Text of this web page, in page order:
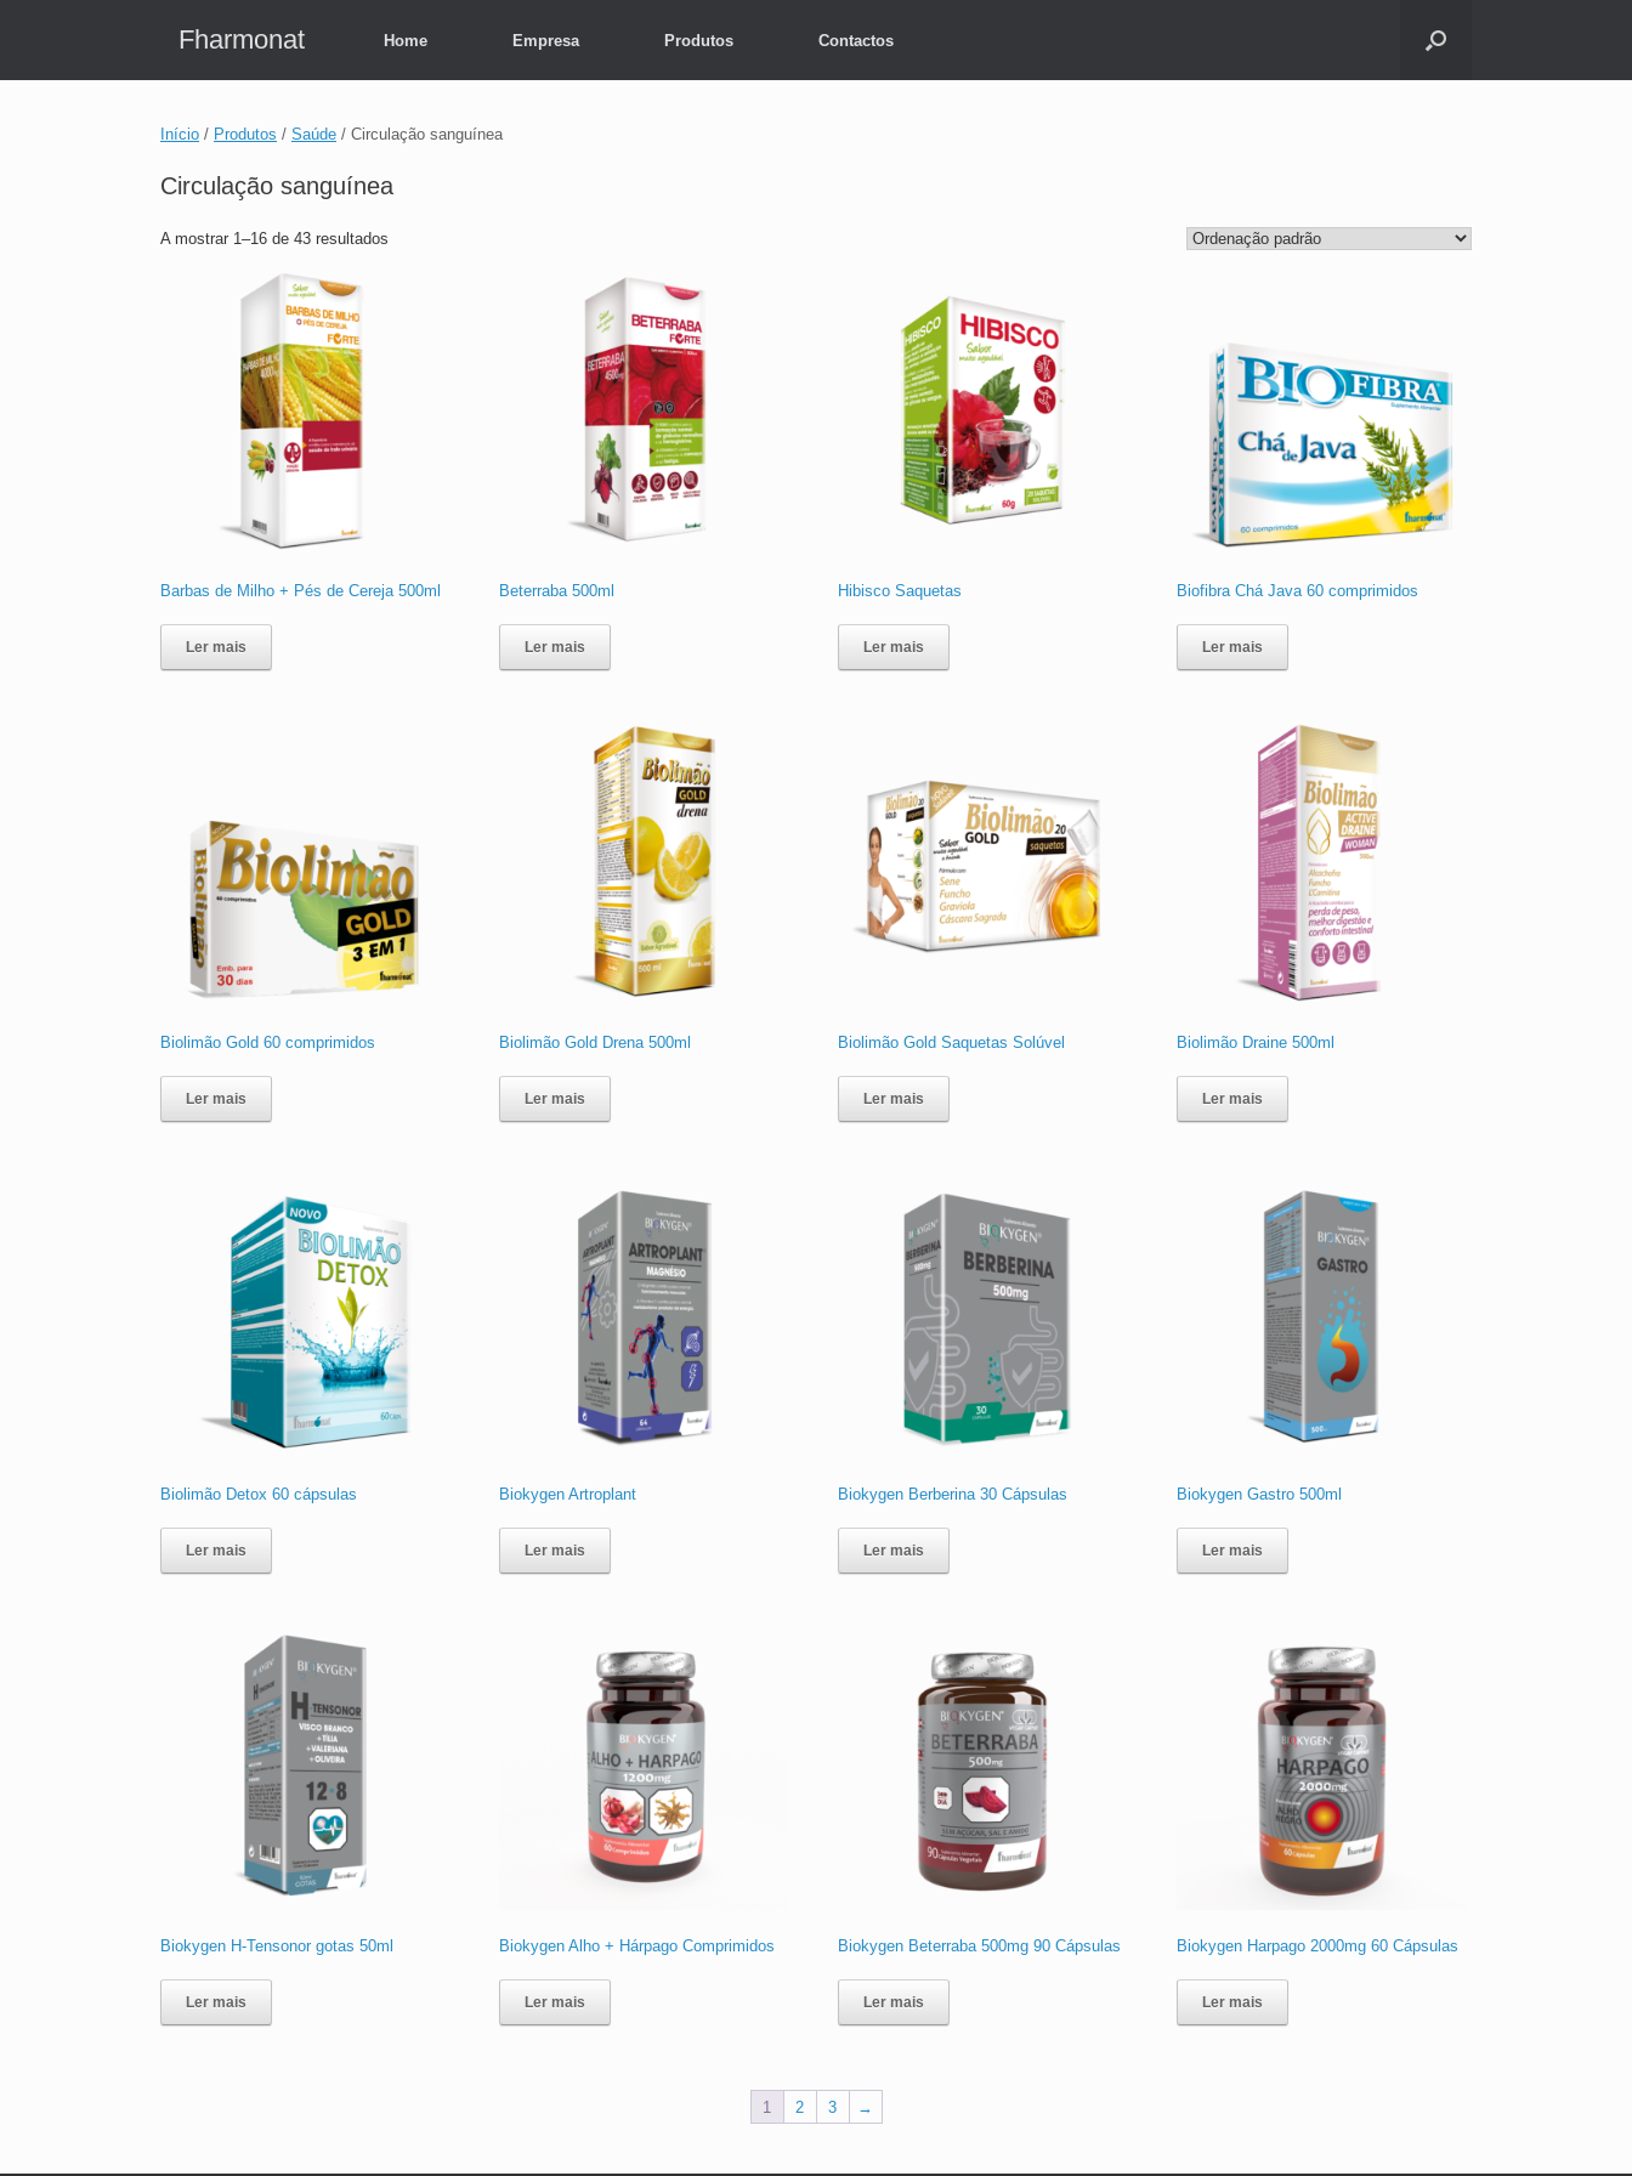
Fharmonat Home Empresa Produtos Contactos
Início / Produtos / Saúde / Circulação sanguínea
Circulação sanguínea
A mostrar 1–16 de 43 resultados
Barbas de Milho + Pés de Cereja 500ml
Ler mais
Beterraba 500ml
Ler mais
Hibisco Saquetas
Ler mais
Biofibra Chá Java 60 comprimidos
Ler mais
Biolimão Gold 60 comprimidos
Ler mais
Biolimão Gold Drena 500ml
Ler mais
Biolimão Gold Saquetas Solúvel
Ler mais
Biolimão Draine 500ml
Ler mais
Biolimão Detox 60 cápsulas
Ler mais
Biokygen Artroplant
Ler mais
Biokygen Berberina 30 Cápsulas
Ler mais
Biokygen Gastro 500ml
Ler mais
Biokygen H-Tensonor gotas 50ml
Ler mais
Biokygen Alho + Hárpago Comprimidos
Ler mais
Biokygen Beterraba 500mg 90 Cápsulas
Ler mais
Biokygen Harpago 2000mg 60 Cápsulas
Ler mais
1 2 3 →